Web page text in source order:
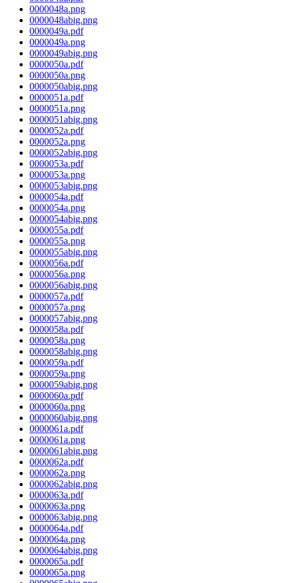
0000048a.png
0000048abig.png
0000049a.pdf
0000049a.png
0000049abig.png
0000050a.pdf
0000050a.png
0000050abig.png
0000051a.pdf
0000051a.png
0000051abig.png
0000052a.pdf
0000052a.png
0000052abig.png
0000053a.pdf
0000053a.png
0000053abig.png
0000054a.pdf
0000054a.png
0000054abig.png
0000055a.pdf
0000055a.png
0000055abig.png
0000056a.pdf
0000056a.png
0000056abig.png
0000057a.pdf
0000057a.png
0000057abig.png
0000058a.pdf
0000058a.png
0000058abig.png
0000059a.pdf
0000059a.png
0000059abig.png
0000060a.pdf
0000060a.png
0000060abig.png
0000061a.pdf
0000061a.png
0000061abig.png
0000062a.pdf
0000062a.png
0000062abig.png
0000063a.pdf
0000063a.png
0000063abig.png
0000064a.pdf
0000064a.png
0000064abig.png
0000065a.pdf
0000065a.png